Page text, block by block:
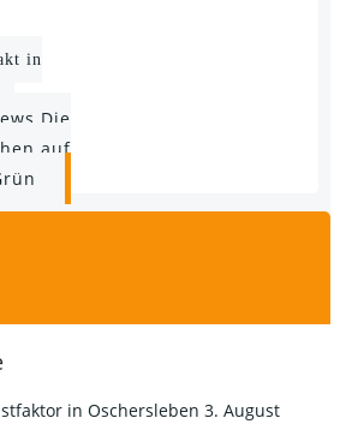
in
Die
auf
in Oschersleben 3. August